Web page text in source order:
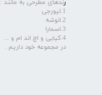
رندهای مطرحی به مانند :
1.لیورجی
2.انوشه
3.اسمارا
4.کیابی و اچ اند ام و ...
در مجموعه خود داریم .​​​​​​​